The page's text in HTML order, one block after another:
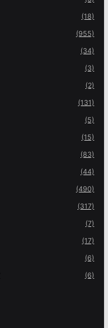
(18)
(955)
(34)
(3)
(2)
(131)
(5)
(15)
(83)
(44)
(490)
(317)
(7)
(17)
(6)
(6)